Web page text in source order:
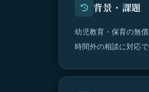
背景・課題
幼児教育・保育の無
時間外の相談に対応で